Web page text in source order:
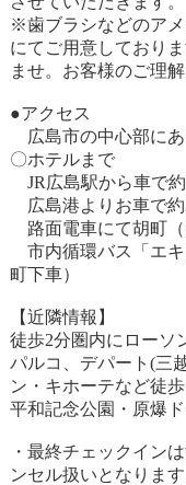
※歯ブラシなどのア
にてご用意しており
ませ。お客様のご理
●アクセス
広島市の中心部にあ
〇ホテルまで
JR広島駅から車で
広島港よりお車で約
路面電車にて胡町（
市内循環バス「エキ
町下車）
【近隣情報】
徒歩2分圏内にローソ
パルコ、デパート(三
ン・キホーテなど徒
平和記念公園・原爆
・最終チェックイン
ンセル扱いとなります